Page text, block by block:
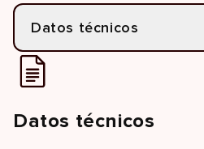
Datos técnicos
Datos técnicos